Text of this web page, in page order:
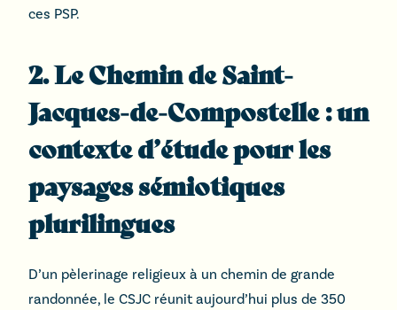
ces PSP.
2. Le Chemin de Saint-
Jacques-de-Compostelle : un
contexte d’étude pour les
paysages sémiotiques
plurilingues
D’un pèlerinage religieux à un chemin de grande
randonnée, le CSJC réunit aujourd’hui plus de 350